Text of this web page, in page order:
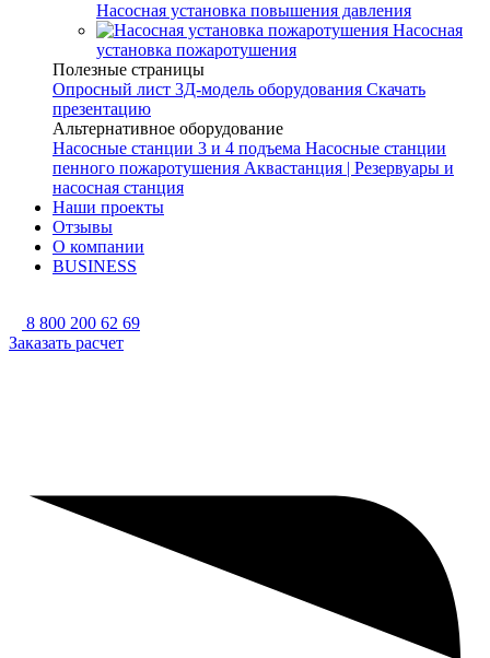
Насосная установка повышения давления
Насосная
установка пожаротушения
Полезные страницы
Опросный лист 3Д-модель оборудования Скачать
презентацию
Альтернативное оборудование
Насосные станции 3 и 4 подъема Насосные станции
пенного пожаротушения Аквастанция | Резервуары и
насосная станция
Наши проекты
Отзывы
О компании
BUSINESS
8 800 200 62 69
Заказать расчет